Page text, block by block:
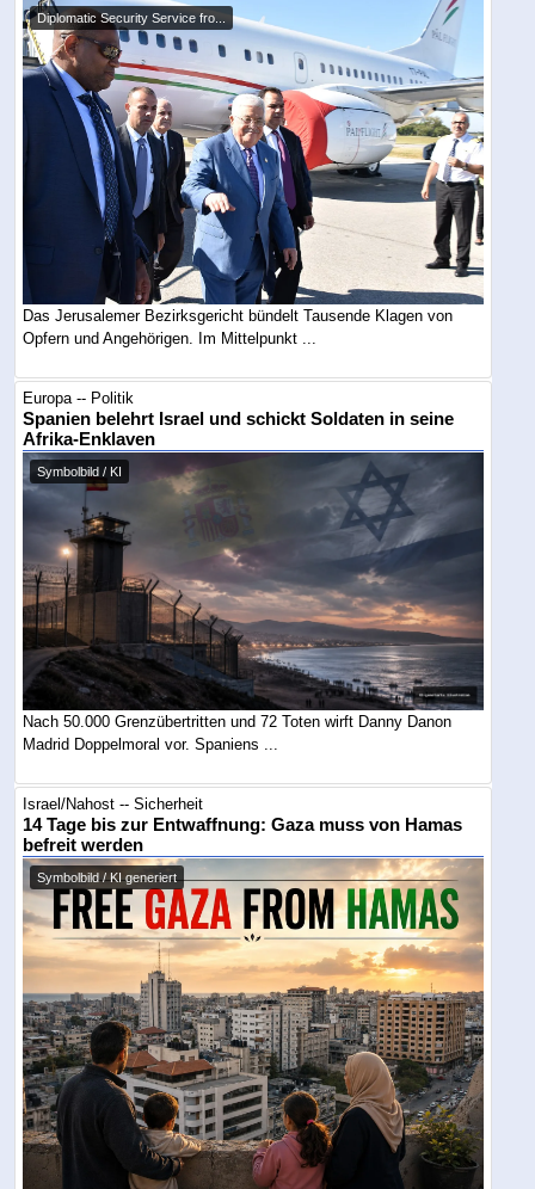
Diplomatic Security Service fro...
Das Jerusalemer Bezirksgericht bündelt Tausende Klagen von
Opfern und Angehörigen. Im Mittelpunkt ...
Europa -- Politik
Spanien belehrt Israel und schickt Soldaten in seine
Afrika-Enklaven
Symbolbild / KI
Nach 50.000 Grenzübertritten und 72 Toten wirft Danny Danon
Madrid Doppelmoral vor. Spaniens ...
Israel/Nahost -- Sicherheit
14 Tage bis zur Entwaffnung: Gaza muss von Hamas
befreit werden
Symbolbild / KI generiert